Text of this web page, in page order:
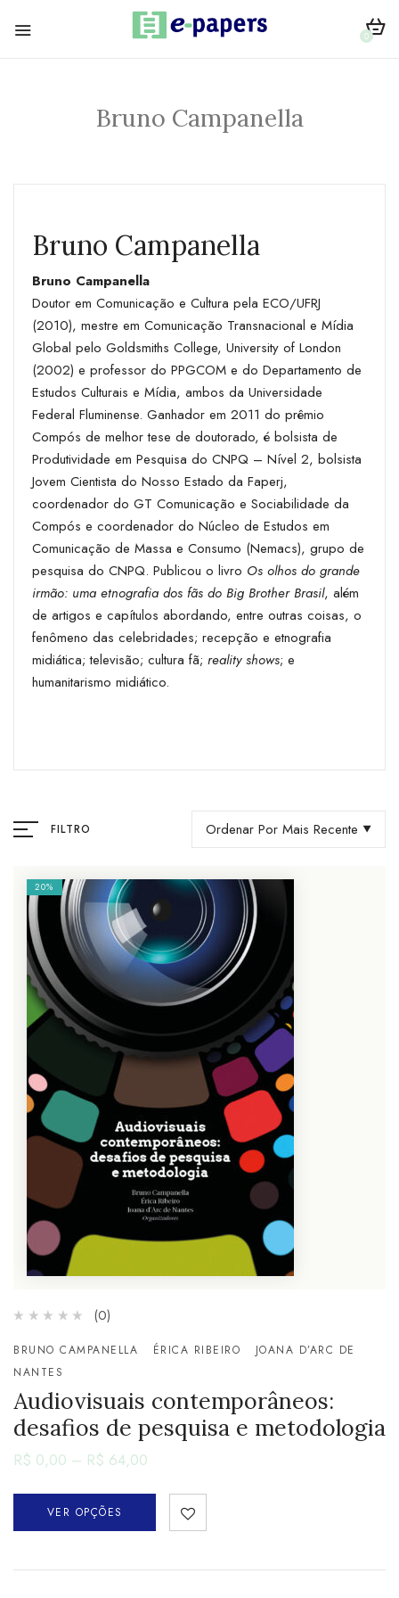
0
Bruno Campanella
Bruno Campanella
Bruno Campanella
Doutor em Comunicação e Cultura pela ECO/UFRJ
(2010), mestre em Comunicação Transnacional e Mídia
Global pelo Goldsmiths College, University of London
(2002) e professor do PPGCOM e do Departamento de
Estudos Culturais e Mídia, ambos da Universidade
Federal Fluminense. Ganhador em 2011 do prêmio
Compós de melhor tese de doutorado, é bolsista de
Produtividade em Pesquisa do CNPQ – Nível 2, bolsista
Jovem Cientista do Nosso Estado da Faperj,
coordenador do GT Comunicação e Sociabilidade da
Compós e coordenador do Núcleo de Estudos em
Comunicação de Massa e Consumo (­Nemacs), grupo de
pesquisa do CNPQ. Publicou o livro Os olhos do grande
irmão: uma etnografia dos fãs do Big Brother Brasil, além
de artigos e capítulos abordando, entre outras coisas, o
fenômeno das celebridades; recepção e etnografia
midiática; televisão; cultura fã; reality shows; e
humanitarismo midiático.
FILTRO Ordenar Por Mais Recente
20%
(0)
BRUNO CAMPANELLA ÉRICA RIBEIRO
JOANA D’ARC DE
NANTES
Audiovisuais contemporâneos:
desafios de pesquisa e metodologia
R$ 0,00 – R$ 64,00
VER OPÇÕES